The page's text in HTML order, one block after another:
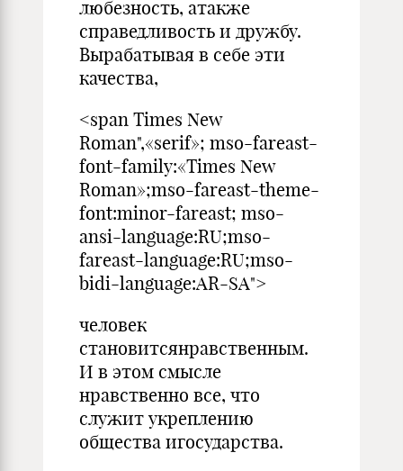
любезность, атакже
справедливость и дружбу.
Вырабатывая в себе эти
качества,
<span Times New
Roman",«serif»; mso-fareast-
font-family:«Times New
Roman»;mso-fareast-theme-
font:minor-fareast; mso-
ansi-language:RU;mso-
fareast-language:RU;mso-
bidi-language:AR-SA">
человек
становитсянравственным.
И в этом смысле
нравственно все, что
служит укреплению
общества игосударства.